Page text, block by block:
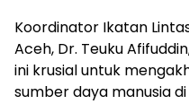
Koordinator Ikatan
Aceh, Dr. Teuku
ini krusial untuk
sumber daya manusia di